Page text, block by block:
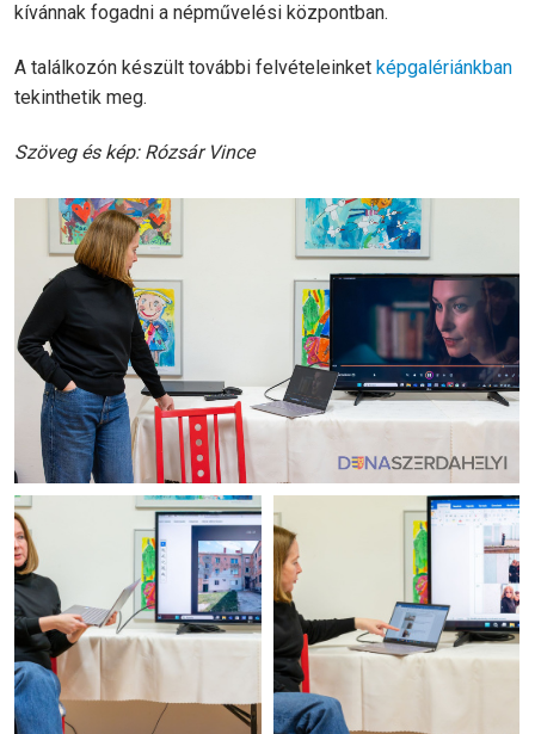
kívánnak fogadni a népművelési központban.
A találkozón készült további felvételeinket képgalériánkban
tekinthetik meg.
Szöveg és kép: Rózsár Vince